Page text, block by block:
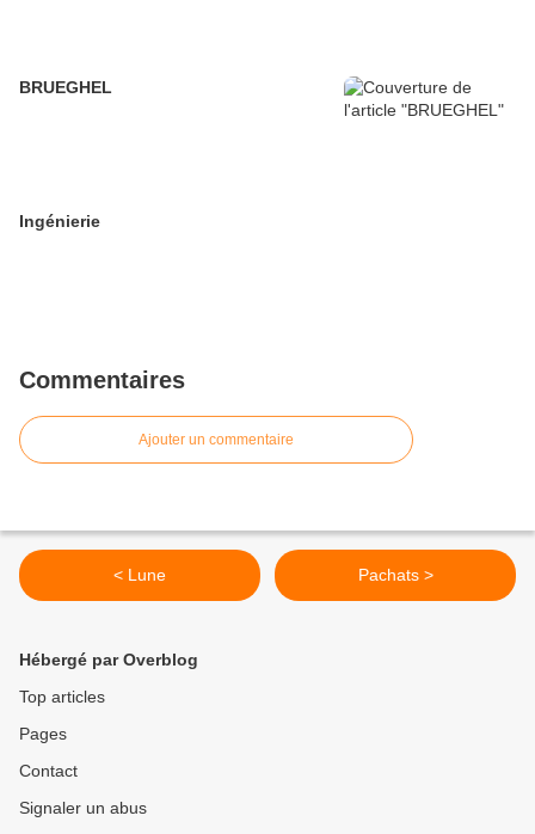
BRUEGHEL
Ingénierie
Commentaires
Ajouter un commentaire
< Lune Pachats >
Hébergé par Overblog
Top articles
Pages
Contact
Signaler un abus